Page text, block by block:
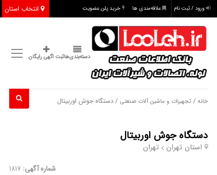
انتخاب استان ورود / ثبت نام علاقه‌مندی ها خرید پلن عضویت
دسته‌بندی‌هاثبت اگهی رایگان
خانه / تجهیزات و ماشین آلات صنعتی / دستگاه جوش اوربیتال
دستگاه جوش اوربیتال
استان تهران تهران
شماره آگهی: 1817